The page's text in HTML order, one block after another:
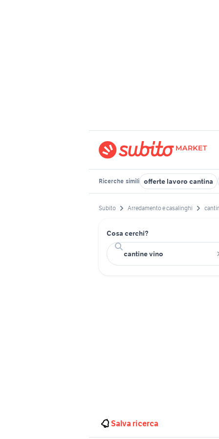
Ricerche simili offerte lavoro cantina
Subito Arredamento e casalinghi
Cosa cerchi?
Salva ricerca